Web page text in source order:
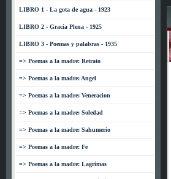
LIBRO 1 - La gota de agua - 1923
LIBRO 2 - Gracia Plena - 1925
LIBRO 3 - Poemas y palabras - 1935
=> Poemas a la madre: Retrato
=> Poemas a la madre: Angel
=> Poemas a la madre: Veneracion
=> Poemas a la madre: Soledad
=> Poemas a la madre: Sahumerio
=> Poemas a la madre: Fe
=> Poemas a la madre: Lagrimas